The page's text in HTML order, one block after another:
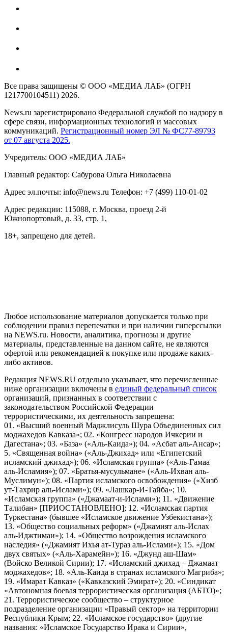
Все права защищены © ООО «МЕДИА ЛАБ» (ОГРН
1217700104511) 2026.
News.ru зарегистрировано Федеральной службой по надзору в
сфере связи, информационных технологий и массовых
коммуникаций. Регистрационный номер ЭЛ № ФС77-89793
от 07 августа 2025.
Учредитель: ООО «МЕДИА ЛАБ»
Главный редактор: Сабурова Ольга Николаевна
Адрес эл.почты: info@news.ru Телефон: +7 (499) 110-01-02
Адрес редакции: 115088, г. Москва, проезд 2-й
Южнопортовый, д. 33, стр. 1,
18+, запрещено для детей.
Любое использование материалов допускается только при
соблюдении правил перепечатки и при наличии гиперссылки
на NEWS.ru. Новости, аналитика, прогнозы и другие
материалы, представленные на данном сайте, не являются
офертой или рекомендацией к покупке или продаже каких-
либо активов.
Редакция NEWS.RU отдельно указывает, что перечисленные
ниже организации включены в единый федеральный список
организаций, признанных в соответствии с
законодательством Российской Федерации
террористическими, их деятельность запрещена:
01. «Высший военный Маджлисуль Шура Объединенных сил
моджахедов Кавказа»; 02. «Конгресс народов Ичкерии и
Дагестана»; 03. «База» («Аль-Каида»); 04. «Асбат аль-Ансар»;
5. «Священная война» («Аль-Джихад» или «Египетский
исламский джихад»); 06. «Исламская группа» («Аль-Гамаа
аль-Исламия»); 07. «Братья-мусульмане» («Аль-Ихван аль-
Муслимун»); 08. «Партия исламского освобождения» («Хизб
ут-Тахрир аль-Ислами»); 09. «Лашкар-И-Тайба»; 10.
«Исламская группа» («Джамаат-и-Ислами»); 11. «Движение
Талибан» [ПРИОСТАНОВЛЕНО]; 12. «Исламская партия
Туркестана» (бывшее «Исламское движение Узбекистана»);
13. «Общество социальных реформ» («Джамият аль-Ислах
аль-Иджтимаи»); 14. «Общество возрождения исламского
наследия» («Джамият Ихья ат-Тураз аль-Ислами»); 15. «Дом
двух святых» («Аль-Харамейн»); 16. «Джунд аш-Шам»
(Войско Великой Сирии); 17. «Исламский джихад – Джамаат
моджахедов»; 18. «Аль-Каида в странах исламского Магриба»;
19. «Имарат Кавказ» («Кавказский Эмират»); 20. «Синдикат
«Автономная боевая террористическая организация (АБТО)»;
21. Террористическое сообщество – структурное
подразделение организации «Правый сектор» на территории
Республики Крым; 22. «Исламское государство» (другие
названия: «Исламское Государство Ирака и Сирии»,